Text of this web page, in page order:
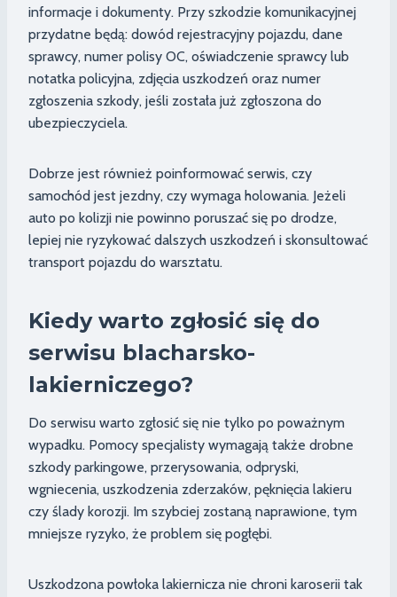
informacje i dokumenty. Przy szkodzie komunikacyjnej
przydatne będą: dowód rejestracyjny pojazdu, dane
sprawcy, numer polisy OC, oświadczenie sprawcy lub
notatka policyjna, zdjęcia uszkodzeń oraz numer
zgłoszenia szkody, jeśli została już zgłoszona do
ubezpieczyciela.
Dobrze jest również poinformować serwis, czy
samochód jest jezdny, czy wymaga holowania. Jeżeli
auto po kolizji nie powinno poruszać się po drodze,
lepiej nie ryzykować dalszych uszkodzeń i skonsultować
transport pojazdu do warsztatu.
Kiedy warto zgłosić się do
serwisu blacharsko-
lakierniczego?
Do serwisu warto zgłosić się nie tylko po poważnym
wypadku. Pomocy specjalisty wymagają także drobne
szkody parkingowe, przerysowania, odpryski,
wgniecenia, uszkodzenia zderzaków, pęknięcia lakieru
czy ślady korozji. Im szybciej zostaną naprawione, tym
mniejsze ryzyko, że problem się pogłębi.
Uszkodzona powłoka lakiernicza nie chroni karoserii tak